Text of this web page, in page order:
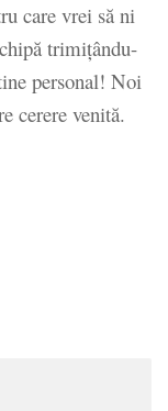
care vrei să ni
trimiţându-
personal! Noi
cerere venită.